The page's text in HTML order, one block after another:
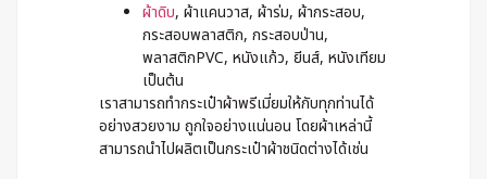
ผ้าดิบ, ผ้าแคนวาส, ผ้าร่ม, ผ้ากระสอบ,
กระสอบพลาสติก, กระสอบป่าน,
พลาสติกPVC, หนังแก้ว, ยีนส์, หนังเทียม
เป็นต้น
เราสามารถทำกระเป๋าผ้าพรีเมี่ยมให้กับทุกท่านได้
อย่างสวยงาม ถูกใจอย่างแน่นอน โดยผ้าเหล่านี้
สามารถนำไปผลิตเป็นกระเป๋าผ้าชนิดต่างได้เช่น